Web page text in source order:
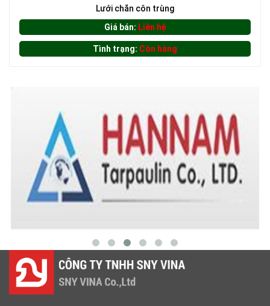
LƯỚI HÀNG RÀO HÌNH CHỮ NHẬT
Lưới chắn côn trùng
Giá bán: Liên hệ
Tình trạng: Còn hàng